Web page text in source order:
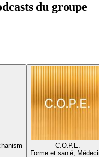
du groupe
C.O.P.E.
Forme et santé,